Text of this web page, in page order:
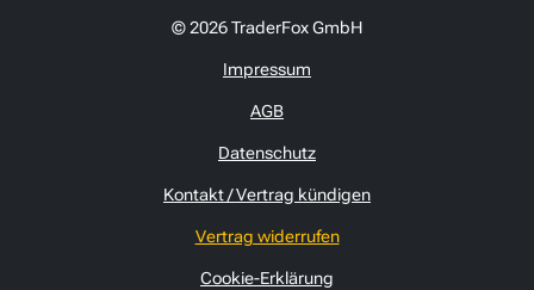
© 2026 TraderFox GmbH
Impressum
AGB
Datenschutz
Kontakt / Vertrag kündigen
Vertrag widerrufen
Cookie-Erklärung